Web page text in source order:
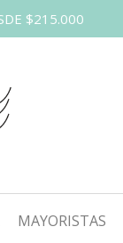
$215.000
MAYORISTAS